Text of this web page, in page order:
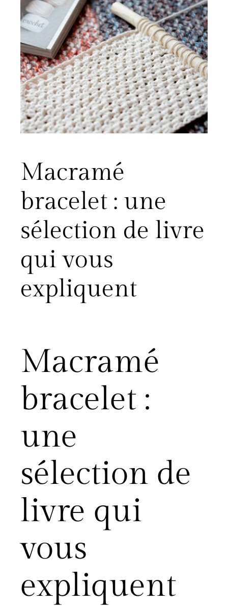
Macramé
bracelet : une
sélection de livre
qui vous
expliquent
Macramé
bracelet :
une
sélection de
livre qui
vous
expliquent